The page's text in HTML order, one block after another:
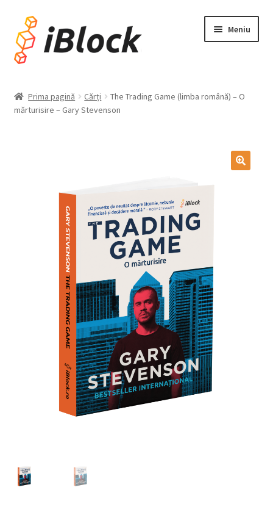
Meniu
Devino Afiliat
Blog (Newsletters)
Prima pagină Cărți
The Trading Game (limba română) – O
mărturisire – Gary Stevenson